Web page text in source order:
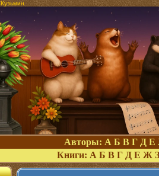
Авторы: А Б В Г Д Е
Книги: А Б В Г Д Е Ж З